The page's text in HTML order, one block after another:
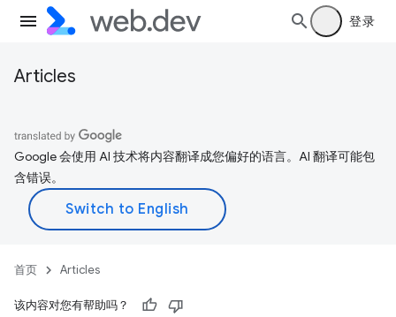
登录
Articles
Google 会使用 AI 技术将内容翻译成您偏好的语言。AI 翻译可能包
含错误。
首页 Articles
该内容对您有帮助吗？